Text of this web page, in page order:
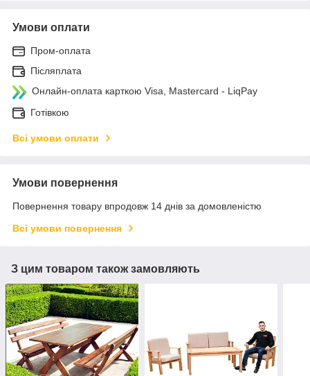
Умови оплати
Пром-оплата
Післяплата
Онлайн-оплата карткою Visa, Mastercard - LiqPay
Готівкою
Всі умови оплати
Умови повернення
Повернення товару впродовж 14 днів за домовленістю
Всі умови повернення
З цим товаром також замовляють